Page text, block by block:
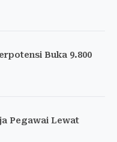
Buka 9.800
Pegawai Lewat